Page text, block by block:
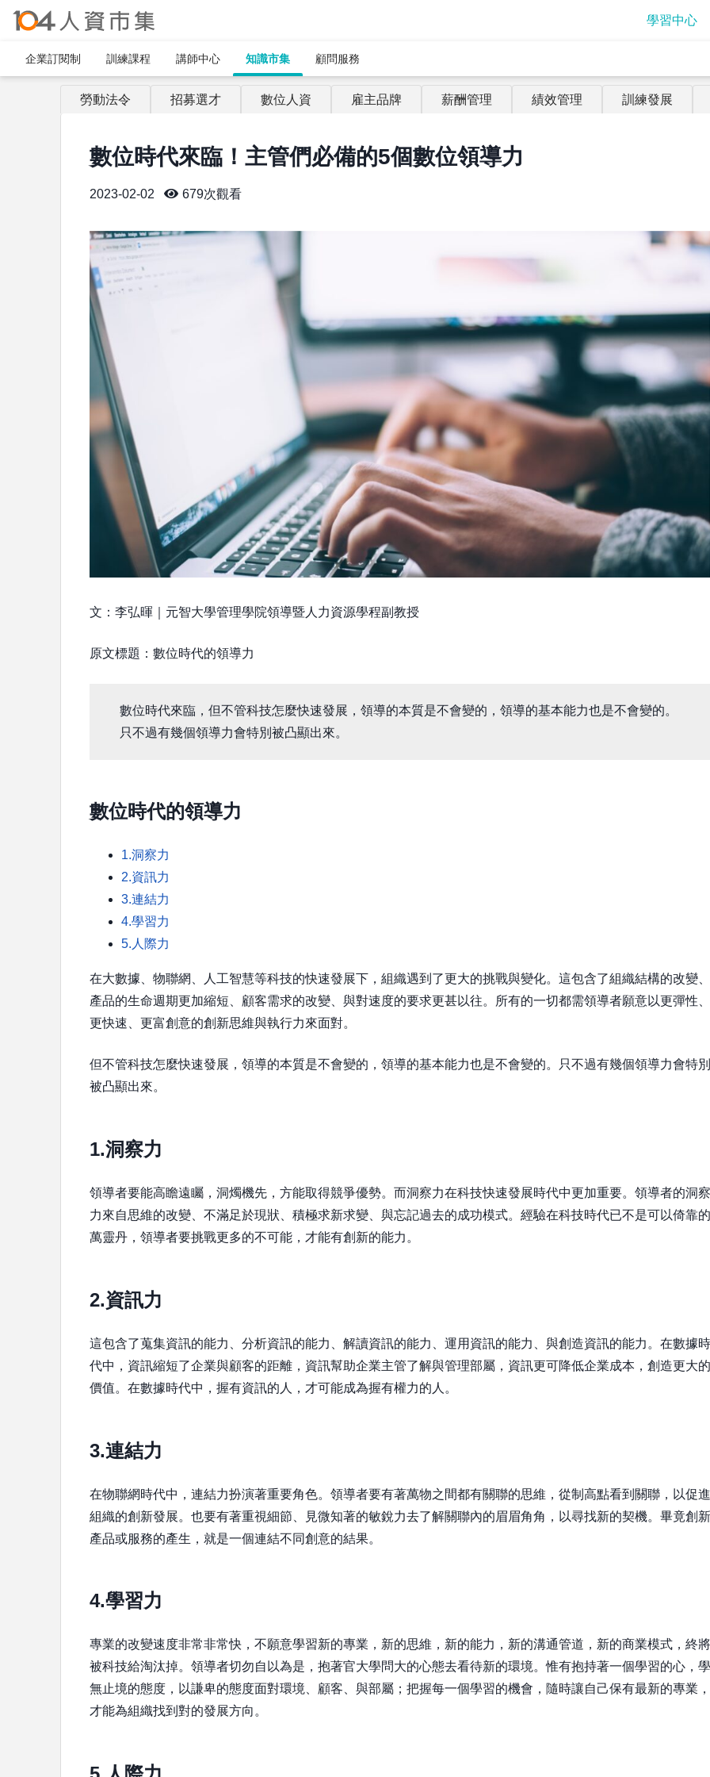
學習中心
企業訂閱制​ 訓練課程 講師中心 知識市集 顧問服務
勞動法令 招募選才 數位人資 雇主品牌 薪酬管理 績效管理 訓練發展
數位時代來臨！主管們必備的5個數位領導力
2023-02-02 679次觀看
文：李弘暉｜元智大學管理學院領導暨人力資源學程副教授
原文標題：數位時代的領導力
數位時代來臨，但不管科技怎麼快速發展，領導的本質是不會變的，領導的基本能力也是不會變的。
只不過有幾個領導力會特別被凸顯出來。
數位時代的領導力
1.洞察力
2.資訊力
3.連結力
4.學習力
5.人際力
在大數據、物聯網、人工智慧等科技的快速發展下，組織遇到了更大的挑戰與變化。這包含了組織結構的改變、
產品的生命週期更加縮短、顧客需求的改變、與對速度的要求更甚以往。所有的一切都需領導者願意以更彈性、
更快速、更富創意的創新思維與執行力來面對。
但不管科技怎麼快速發展，領導的本質是不會變的，領導的基本能力也是不會變的。只不過有幾個領導力會特別
被凸顯出來。
1.洞察力
領導者要能高瞻遠矚，洞燭機先，方能取得競爭優勢。而洞察力在科技快速發展時代中更加重要。領導者的洞察
力來自思維的改變、不滿足於現狀、積極求新求變、與忘記過去的成功模式。經驗在科技時代已不是可以倚靠的
萬靈丹，領導者要挑戰更多的不可能，才能有創新的能力。
2.資訊力
這包含了蒐集資訊的能力、分析資訊的能力、解讀資訊的能力、運用資訊的能力、與創造資訊的能力。在數據時
代中，資訊縮短了企業與顧客的距離，資訊幫助企業主管了解與管理部屬，資訊更可降低企業成本，創造更大的
價值。在數據時代中，握有資訊的人，才可能成為握有權力的人。
3.連結力
在物聯網時代中，連結力扮演著重要角色。領導者要有著萬物之間都有關聯的思維，從制高點看到關聯，以促進
組織的創新發展。也要有著重視細節、見微知著的敏銳力去了解關聯內的眉眉角角，以尋找新的契機。畢竟創新
產品或服務的產生，就是一個連結不同創意的結果。
4.學習力
專業的改變速度非常非常快，不願意學習新的專業，新的思維，新的能力，新的溝通管道，新的商業模式，終將
被科技給淘汰掉。領導者切勿自以為是，抱著官大學問大的心態去看待新的環境。惟有抱持著一個學習的心，學
無止境的態度，以謙卑的態度面對環境、顧客、與部屬；把握每一個學習的機會，隨時讓自己保有最新的專業，
才能為組織找到對的發展方向。